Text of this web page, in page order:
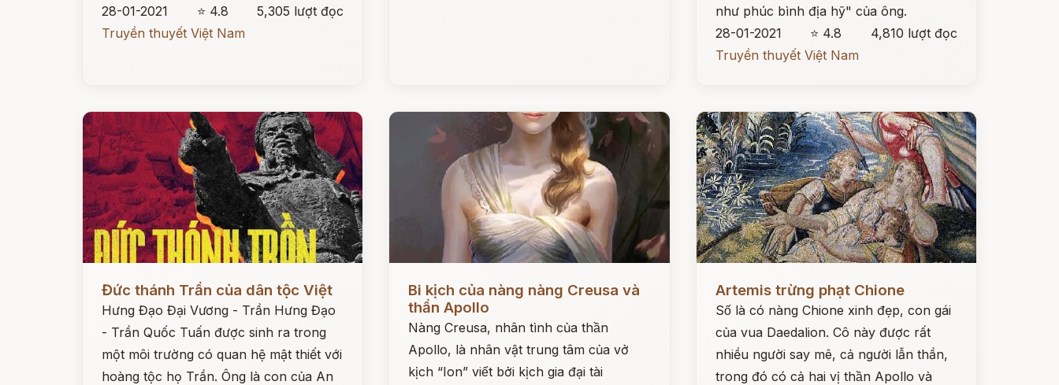
28-01-2021
⭐ 4.8
5,305 lượt đọc
Truyền thuyết Việt Nam
như phúc bình địa hỹ" của ông.
28-01-2021
⭐ 4.8
4,810 lượt đọc
Truyền thuyết Việt Nam
Đức thánh Trần của dân tộc Việt
Hưng Đạo Đại Vương - Trần Hưng Đạo
- Trần Quốc Tuấn được sinh ra trong
một môi trường có quan hệ mật thiết với
hoàng tộc họ Trần. Ông là con của An
Bi kịch của nàng nàng Creusa và
thần Apollo
Nàng Creusa, nhân tình của thần
Apollo, là nhân vật trung tâm của vở
kịch “Ion” viết bởi kịch gia đại tài
Artemis trừng phạt Chione
Số là có nàng Chione xinh đẹp, con gái
của vua Daedalion. Cô này được rất
nhiều người say mê, cả người lẫn thần,
trong đó có cả hai vị thần Apollo và